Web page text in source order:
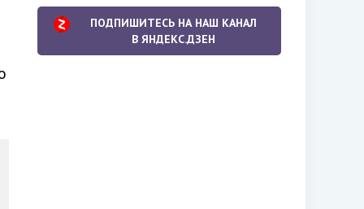
ПОДПИШИТЕСЬ НА НАШ КАНАЛ
В ЯНДЕКС.ДЗЕН